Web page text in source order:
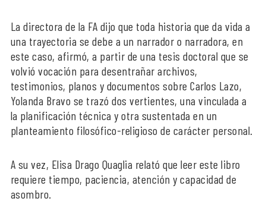
La directora de la FA dijo que toda historia que da vida a
una trayectoria se debe a un narrador o narradora, en
este caso, afirmó, a partir de una tesis doctoral que se
volvió vocación para desentrañar archivos,
testimonios, planos y documentos sobre Carlos Lazo,
Yolanda Bravo se trazó dos vertientes, una vinculada a
la planificación técnica y otra sustentada en un
planteamiento filosófico-religioso de carácter personal.
A su vez, Elisa Drago Quaglia relató que leer este libro
requiere tiempo, paciencia, atención y capacidad de
asombro.